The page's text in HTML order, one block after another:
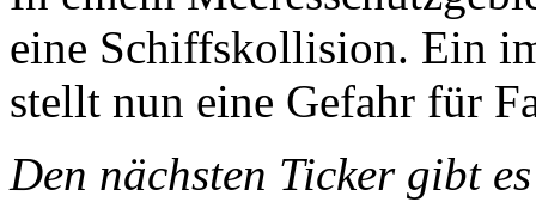
eine Schiffskollision. Ein
stellt nun eine Gefahr für
Den nächsten Ticker gibt